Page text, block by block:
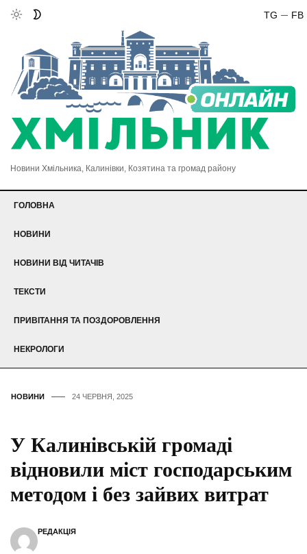
FB
TG
Новини Хмільника, Калинівки, Козятина та громад району
ГОЛОВНА
НОВИНИ
НОВИНИ ВІД ЧИТАЧІВ
ТЕКСТИ
ПРИВІТАННЯ ТА ПОЗДОРОВЛЕННЯ
НЕКРОЛОГИ
НОВИНИ 24 ЧЕРВНЯ, 2025
У Калинівській громаді
відновили міст господарським
методом і без зайвих витрат
РЕДАКЦІЯ